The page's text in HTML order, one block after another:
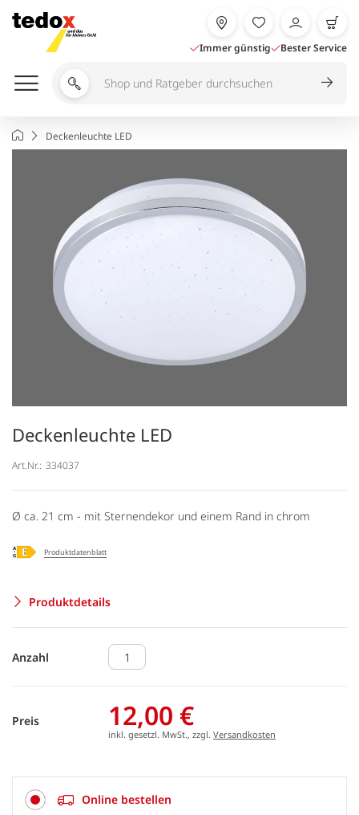
Inhalt
springen
Immer günstig Bester Service
Shop
durchsuchen
StartseiteDeckenleuchte LED
Deckenleuchte LED
Art.Nr.: 334037
Ø ca. 21 cm - mit Sternendekor und einem Rand in chrom
Produktdatenblatt
Produktdetails
Anzahl
Preis 12,00 €
inkl. gesetzl. MwSt., zzgl. Versandkosten
Online bestellen